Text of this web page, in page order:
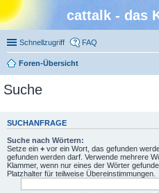
cattalk - das
Schnellzugriff FAQ
Foren-Übersicht
Suche
SUCHANFRAGE
Suche nach Wörtern:
Setze ein + vor ein Wort, das gefunden
gefunden werden darf. Verwende mehrere
Klammer, wenn nur eines der Wörter
Platzhalter für teilweise Übereinstimmungen.